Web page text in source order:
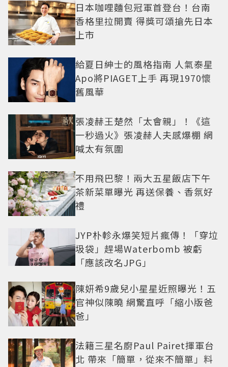
日本咖哩麵包冠軍首登台！台南
香格里拉開賣 得獎可頌搶先日本
上市
給夏日紳士的風格指南 人氣泰星
Apo將PIAGET上手 再現1970懷
舊風華
張凌赫王楚然「太會親」！《這
一秒過火》張凌赫人夫感爆棚 網
喊太有氛圍
不用飛巴黎！兩大五星飯店下午
茶新菜單曝光 再送保養、香氛好
禮
JYP朴軫永爆笑短片瘋傳！「穿垃
圾袋」趕場Waterbomb 被虧
「應該改名JPG」
陳妍希9歲兒小星星近照曝光！五
官神似陳曉 網驚直呼「縮小版爸
爸」
法籍三星名廚Paul Pairet揮軍台
北 帶來「簡單，從來不簡單」料